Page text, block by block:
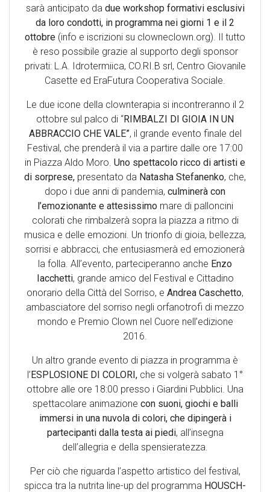
sarà anticipato da due workshop formativi esclusivi
da loro condotti, in programma nei giorni 1 e il 2
ottobre (info e iscrizioni su clowneclown.org). Il tutto
è reso possibile grazie al supporto degli sponsor
privati: L.A. Idrotermiica, CO.RI.B srl, Centro Giovanile
Casette ed EraFutura Cooperativa Sociale.
Le due icone della clownterapia si incontreranno il 2
ottobre sul palco di “RIMBALZI DI GIOIA IN UN
ABBRACCIO CHE VALE”, il grande evento finale del
Festival, che prenderà il via a partire dalle ore 17:00
in Piazza Aldo Moro. Uno spettacolo ricco di artisti e
di sorprese, presentato da Natasha Stefanenko, che,
dopo i due anni di pandemia, culminerà con
l’emozionante e attesissimo mare di palloncini
colorati che rimbalzerà sopra la piazza a ritmo di
musica e delle emozioni. Un trionfo di gioia, bellezza,
sorrisi e abbracci, che entusiasmerà ed emozionerà
la folla. All’evento, parteciperanno anche Enzo
Iacchetti, grande amico del Festival e Cittadino
onorario della Città del Sorriso, e Andrea Caschetto,
ambasciatore del sorriso negli orfanotrofi di mezzo
mondo e Premio Clown nel Cuore nell’edizione
2016.
Un altro grande evento di piazza in programma è
l’ESPLOSIONE DI COLORI, che si volgerà sabato 1°
ottobre alle ore 18:00 presso i Giardini Pubblici. Una
spettacolare animazione con suoni, giochi e balli
immersi in una nuvola di colori, che dipingerà i
partecipanti dalla testa ai piedi, all’insegna
dell’allegria e della spensieratezza.
Per ciò che riguarda l’aspetto artistico del festival,
spicca tra la nutrita line-up del programma HOUSCH-